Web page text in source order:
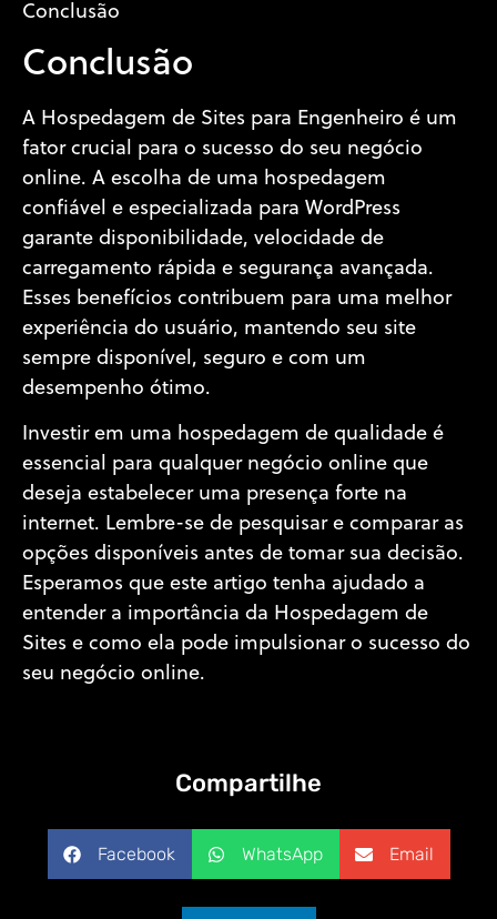
Conclusão
Conclusão
A Hospedagem de Sites para Engenheiro é um
fator crucial para o sucesso do seu negócio
online. A escolha de uma hospedagem
confiável e especializada para WordPress
garante disponibilidade, velocidade de
carregamento rápida e segurança avançada.
Esses benefícios contribuem para uma melhor
experiência do usuário, mantendo seu site
sempre disponível, seguro e com um
desempenho ótimo.
Investir em uma hospedagem de qualidade é
essencial para qualquer negócio online que
deseja estabelecer uma presença forte na
internet. Lembre-se de pesquisar e comparar as
opções disponíveis antes de tomar sua decisão.
Esperamos que este artigo tenha ajudado a
entender a importância da Hospedagem de
Sites e como ela pode impulsionar o sucesso do
seu negócio online.
Compartilhe
Facebook WhatsApp Email